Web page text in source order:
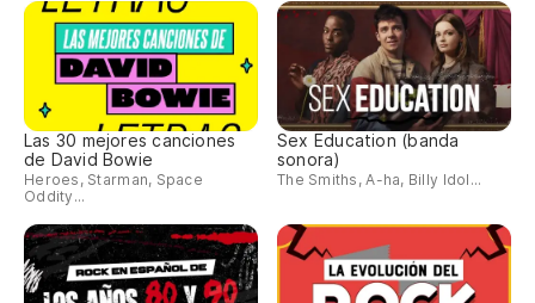
Las 30 mejores canciones
de David Bowie
Heroes, Starman, Space
Oddity...
Sex Education (banda
sonora)
The Smiths, A-ha, Billy Idol...